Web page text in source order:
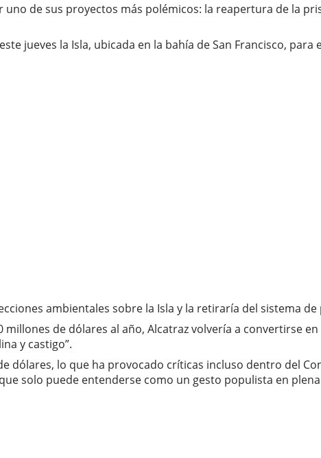
de sus proyectos más polémicos: la reapertura de la
jueves la Isla, ubicada en la bahía de San Francisco, para
ambientales sobre la Isla y la retiraría del sistema de
de dólares al año, Alcatraz volvería a convertirse
y castigo”.
lo que ha provocado críticas incluso dentro del
solo puede entenderse como un gesto populista en